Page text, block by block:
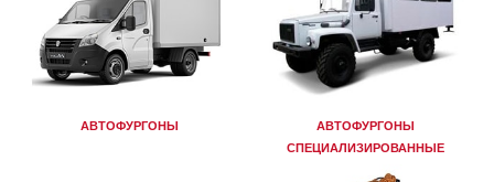
АВТОФУРГОНЫ
АВТОФУРГОНЫ
СПЕЦИАЛИЗИРОВАННЫЕ